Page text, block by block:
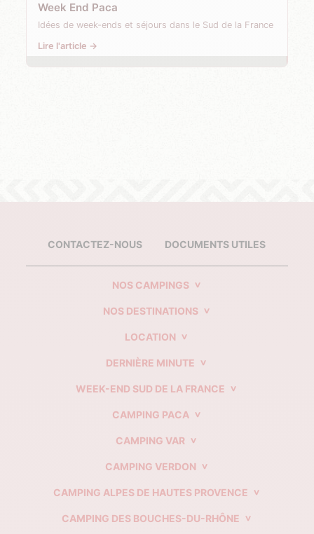
Week End Paca
Idées de week-ends et séjours dans le Sud de la France
Lire l'article →
CONTACTEZ-NOUS DOCUMENTS UTILES
NOS CAMPINGS
NOS DESTINATIONS
LOCATION
DERNIÈRE MINUTE
WEEK-END SUD DE LA FRANCE
CAMPING PACA
CAMPING VAR
CAMPING VERDON
CAMPING ALPES DE HAUTES PROVENCE
CAMPING DES BOUCHES-DU-RHÔNE